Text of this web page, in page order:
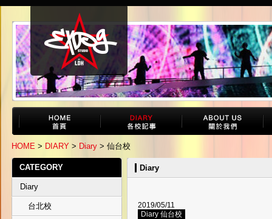
HOME > DIARY > Diary > 仙台校
CATEGORY
Diary
台北校
Diary
2019/05/11
Diary 仙台校